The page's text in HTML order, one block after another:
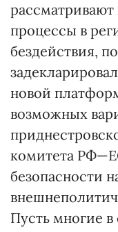
процессы в
бездействия,
новой
возможных
комитета
безопасности
Пусть многие